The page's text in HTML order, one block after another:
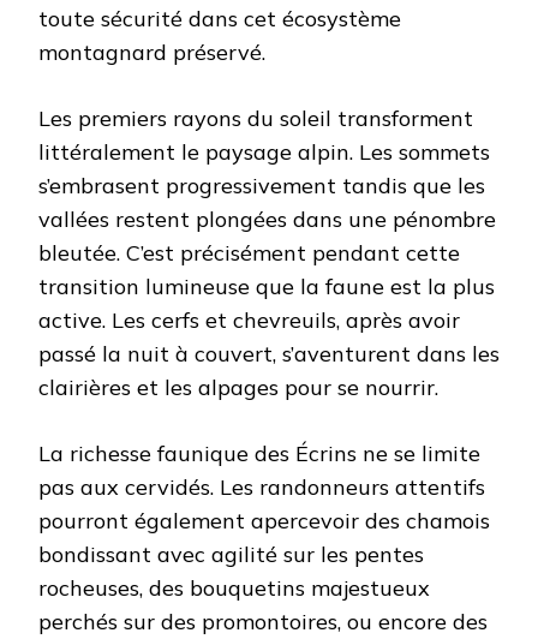
toute sécurité dans cet écosystème
montagnard préservé.
Les premiers rayons du soleil transforment
littéralement le paysage alpin. Les sommets
s’embrasent progressivement tandis que les
vallées restent plongées dans une pénombre
bleutée. C’est précisément pendant cette
transition lumineuse que la faune est la plus
active. Les cerfs et chevreuils, après avoir
passé la nuit à couvert, s’aventurent dans les
clairières et les alpages pour se nourrir.
La richesse faunique des Écrins ne se limite
pas aux cervidés. Les randonneurs attentifs
pourront également apercevoir des chamois
bondissant avec agilité sur les pentes
rocheuses, des bouquetins majestueux
perchés sur des promontoires, ou encore des